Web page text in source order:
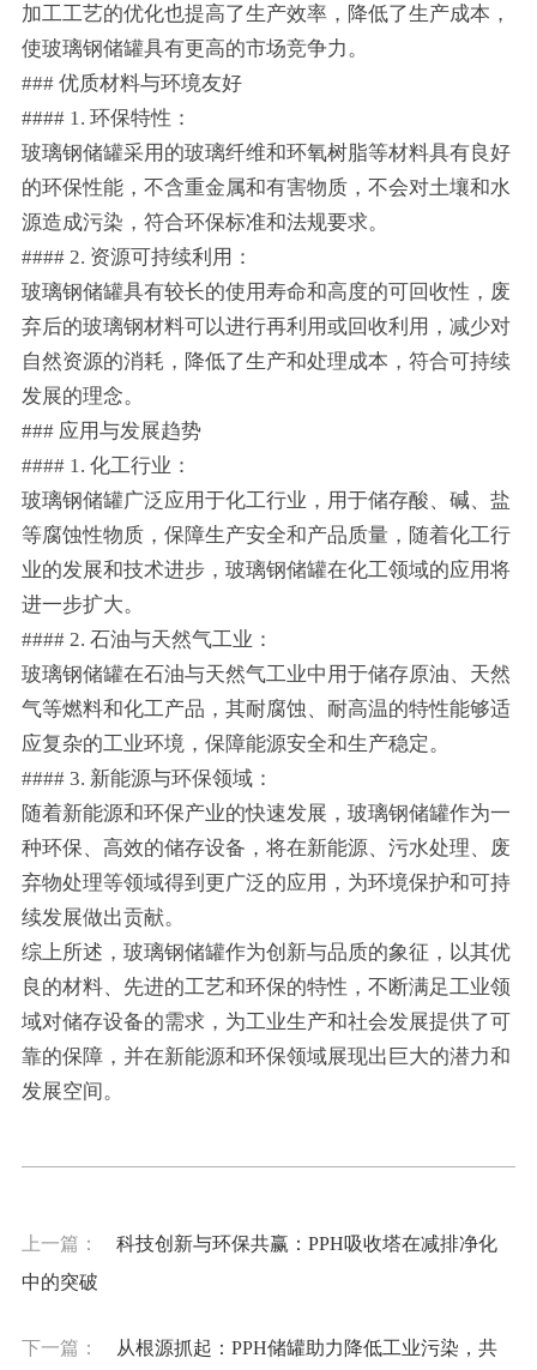
加工工艺的优化也提高了生产效率，降低了生产成本，
使玻璃钢储罐具有更高的市场竞争力。
### 优质材料与环境友好
#### 1. 环保特性：
玻璃钢储罐采用的玻璃纤维和环氧树脂等材料具有良好
的环保性能，不含重金属和有害物质，不会对土壤和水
源造成污染，符合环保标准和法规要求。
#### 2. 资源可持续利用：
玻璃钢储罐具有较长的使用寿命和高度的可回收性，废
弃后的玻璃钢材料可以进行再利用或回收利用，减少对
自然资源的消耗，降低了生产和处理成本，符合可持续
发展的理念。
### 应用与发展趋势
#### 1. 化工行业：
玻璃钢储罐广泛应用于化工行业，用于储存酸、碱、盐
等腐蚀性物质，保障生产安全和产品质量，随着化工行
业的发展和技术进步，玻璃钢储罐在化工领域的应用将
进一步扩大。
#### 2. 石油与天然气工业：
玻璃钢储罐在石油与天然气工业中用于储存原油、天然
气等燃料和化工产品，其耐腐蚀、耐高温的特性能够适
应复杂的工业环境，保障能源安全和生产稳定。
#### 3. 新能源与环保领域：
随着新能源和环保产业的快速发展，玻璃钢储罐作为一
种环保、高效的储存设备，将在新能源、污水处理、废
弃物处理等领域得到更广泛的应用，为环境保护和可持
续发展做出贡献。
综上所述，玻璃钢储罐作为创新与品质的象征，以其优
良的材料、先进的工艺和环保的特性，不断满足工业领
域对储存设备的需求，为工业生产和社会发展提供了可
靠的保障，并在新能源和环保领域展现出巨大的潜力和
发展空间。
上一篇：
科技创新与环保共赢：PPH吸收塔在减排净化
中的突破
下一篇： 从根源抓起：PPH储罐助力降低工业污染，共